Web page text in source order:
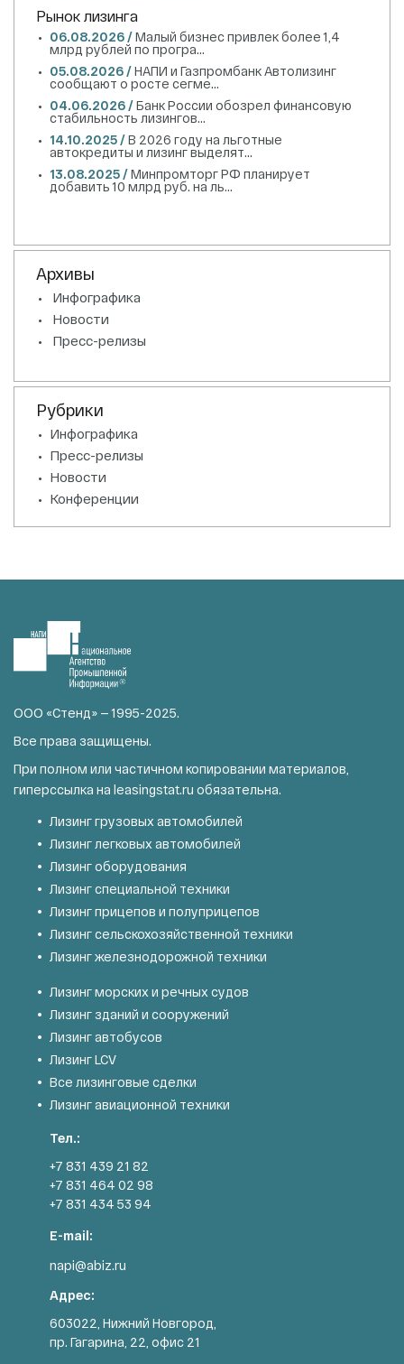
Рынок лизинга
06.08.2026 /Малый бизнес привлек более 1,4
млрд рублей по програ...
05.08.2026 /НАПИ и Газпромбанк Автолизинг
сообщают о росте сегме...
04.06.2026 /Банк России обозрел финансовую
стабильность лизингов...
14.10.2025 /В 2026 году на льготные
автокредиты и лизинг выделят...
13.08.2025 /Минпромторг РФ планирует
добавить 10 млрд руб. на ль...
Архивы
Инфографика
Новости
Пресс-релизы
Рубрики
Инфографика
Пресс-релизы
Новости
Конференции
ООО «Стенд» — 1995-2025.
Все права защищены.
При полном или частичном копировании материалов,
гиперссылка на leasingstat.ru обязательна.
Лизинг грузовых автомобилей
Лизинг легковых автомобилей
Лизинг оборудования
Лизинг специальной техники
Лизинг прицепов и полуприцепов
Лизинг сельскохозяйственной техники
Лизинг железнодорожной техники
Лизинг морских и речных судов
Лизинг зданий и сооружений
Лизинг автобусов
Лизинг LCV
Все лизинговые сделки
Лизинг авиационной техники
Тел.:
+7 831 439 21 82
+7 831 464 02 98
+7 831 434 53 94
E-mail:
napi@abiz.ru
Адрес:
603022, Нижний Новгород,
пр. Гагарина, 22, офис 21